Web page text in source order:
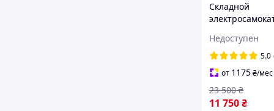
Складной
мощным
500 W,
электросамокат
нагрузкой до
Недоступен
5.0
от 1175₴/мес
11 750₴
23 500 ₴